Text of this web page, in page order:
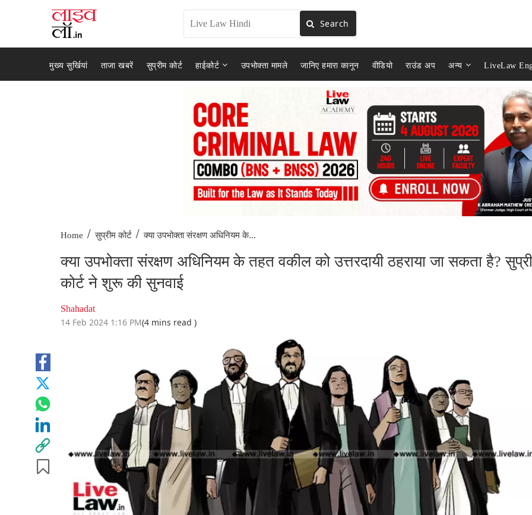
Search
मुख्य सुर्खियां ताजा खबरें सुप्रीम कोर्ट हाईकोर्ट उपभोक्ता मामले जानिए हमारा कानून वीडियो राउंड अप अन्य LiveLaw
Home / सुप्रीम कोर्ट / क्या उपभोक्ता संरक्षण अधिनियम के...
क्या उपभोक्ता संरक्षण अधिनियम के तहत वकील को उत्तरदायी ठहराया जा सकता है?
कोर्ट ने शुरू की सुनवाई
Shahadat
14 Feb 2024 1:16 PM(4 mins read )